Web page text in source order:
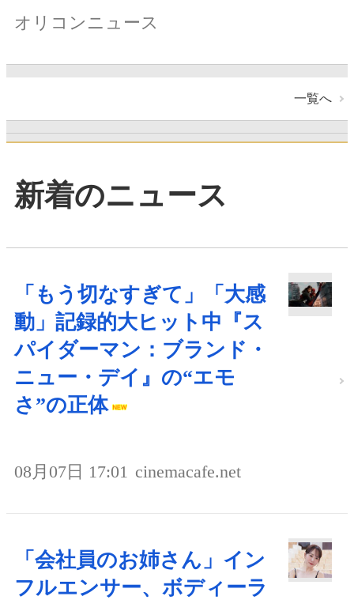
オリコンニュース
一覧へ
新着のニュース
「もう切なすぎて」「大感
動」記録的大ヒット中『ス
パイダーマン：ブランド・
ニュー・デイ』の“エモ
さ”の正体
08月07日 17:01 cinemacafe.net
「会社員のお姉さん」イン
フルエンサー、ボディーラ